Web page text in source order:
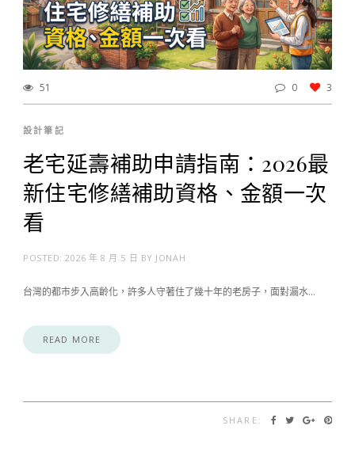
51 0 3
設計筆記
老宅延壽補助申請指南：2026最
新住宅修繕補助資格、金額一次
看
POSTED:2026 年 8 月 5 日 BY JONAH
台灣的都市步入高齡化，許多人守著住了幾十年的老房子，面對漏水…
READ MORE
SHARE: